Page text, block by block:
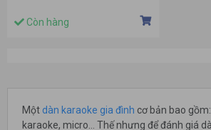
Còn hàng
Một dàn karaoke gia đình cơ bản bao
karaoke, micro… Thế nhưng để đánh giá